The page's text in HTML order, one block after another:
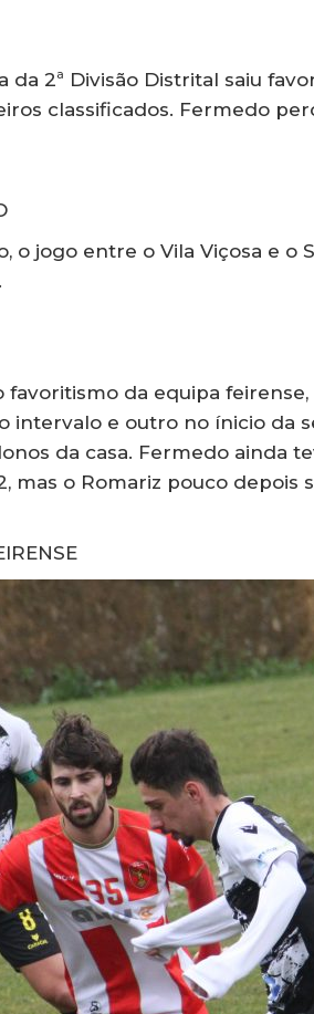
da 2ª Divisão Distrital saiu
classificados. Fermedo
o jogo entre o Vila Viçosa e o
favoritismo da equipa
intervalo e outro no ínicio da
da casa. Fermedo ainda
mas o Romariz pouco depois